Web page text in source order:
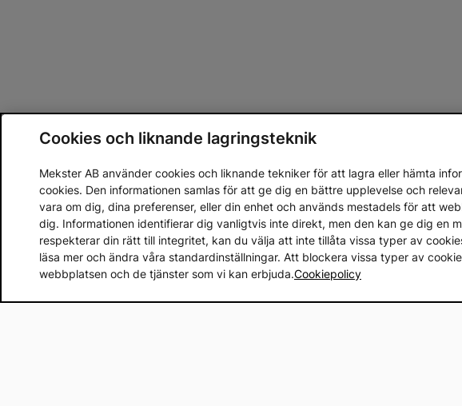
Cookies och liknande lagringsteknik
Mekster AB använder cookies och liknande tekniker för att lagra eller hämta
cookies. Den informationen samlas för att ge dig en bättre upplevelse och
vara om dig, dina preferenser, eller din enhet och används mestadels för att
dig. Informationen identifierar dig vanligtvis inte direkt, men den kan ge dig en
respekterar din rätt till integritet, kan du välja att inte tillåta vissa typer av
läsa mer och ändra våra standardinställningar. Att blockera vissa typer av
webbplatsen och de tjänster som vi kan erbjuda.Cookiepolicy